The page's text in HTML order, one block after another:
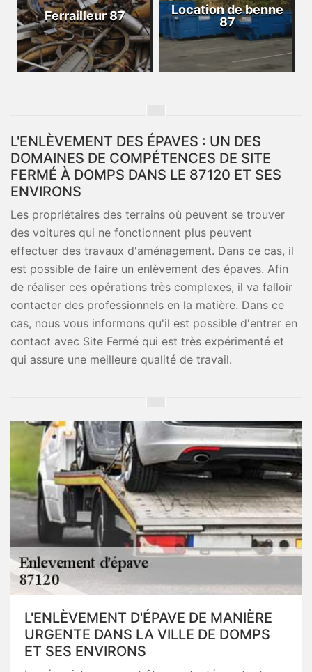
Ferrailleur 87
Location de benne
87
L'ENLÈVEMENT DES ÉPAVES : UN DES
DOMAINES DE COMPÉTENCES DE SITE
FERMÉ À DOMPS DANS LE 87120 ET SES
ENVIRONS
Les propriétaires des terrains où peuvent se trouver
des voitures qui ne fonctionnent plus peuvent
effectuer des travaux d'aménagement. Dans ce cas, il
est possible de faire un enlèvement des épaves. Afin
de réaliser ces opérations très complexes, il va falloir
contacter des professionnels en la matière. Dans ce
cas, nous vous informons qu'il est possible d'entrer en
contact avec Site Fermé qui est très expérimenté et
qui assure une meilleure qualité de travail.
L'ENLÈVEMENT D'ÉPAVE DE MANIÈRE
URGENTE DANS LA VILLE DE DOMPS
ET SES ENVIRONS